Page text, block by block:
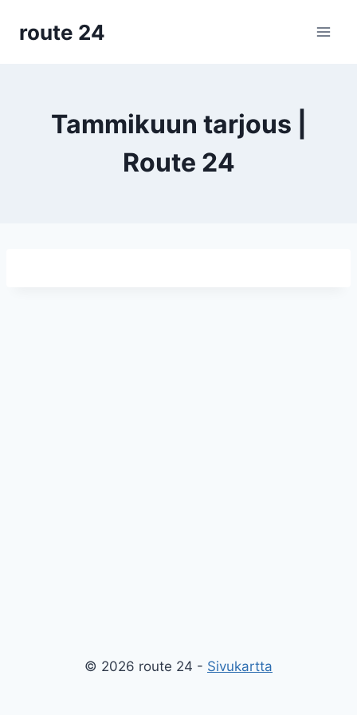
sisältöön
route 24
Tammikuun tarjous |
Route 24
© 2026 route 24 - Sivukartta